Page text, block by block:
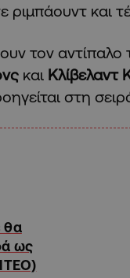
ριμπάουντ και
τον
και Κλίβελαντ
στη
θα
ως